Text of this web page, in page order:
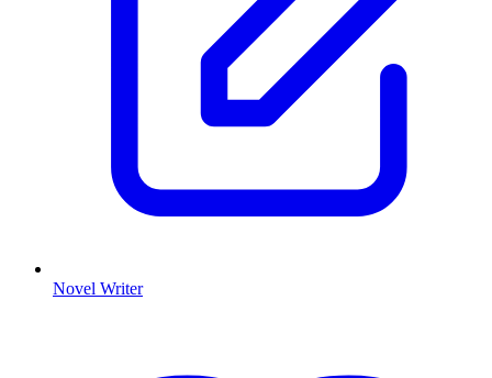
Novel Writer